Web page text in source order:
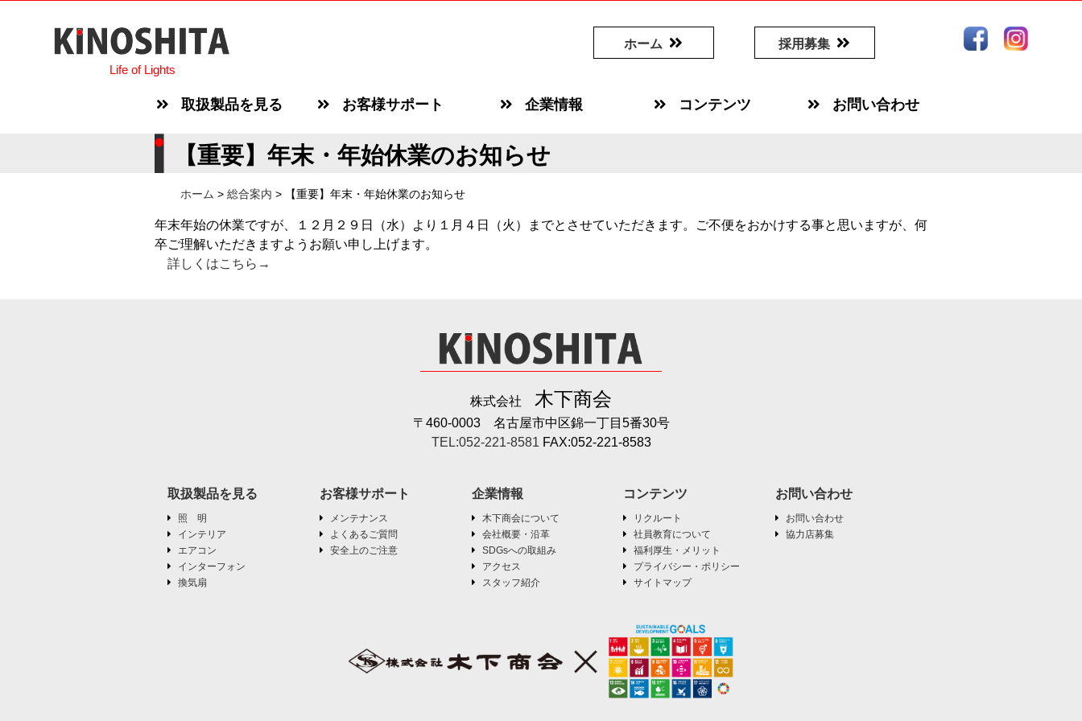
Life of Lights
ホーム 採用募集
取扱製品を見る お客様サポート 企業情報 コンテンツ お問い合わせ
【重要】年末・年始休業のお知らせ
ホーム > 総合案内 > 【重要】年末・年始休業のお知らせ
年末年始の休業ですが、１２月２９日（水）より１月４日（火）までとさせていただきます。ご不便をおかけする事と思いますが、何
卒ご理解いただきますようお願い申し上げます。
詳しくはこちら→
株式会社 木下商会
〒460-0003 名古屋市中区錦一丁目5番30号
TEL:052-221-8581 FAX:052-221-8583
取扱製品を見る
照 明
インテリア
エアコン
インターフォン
換気扇
お客様サポート
メンテナンス
よくあるご質問
安全上のご注意
企業情報
木下商会について
会社概要・沿革
SDGsへの取組み
アクセス
スタッフ紹介
コンテンツ
リクルート
社員教育について
福利厚生・メリット
プライバシー・ポリシー
サイトマップ
お問い合わせ
お問い合わせ
協力店募集